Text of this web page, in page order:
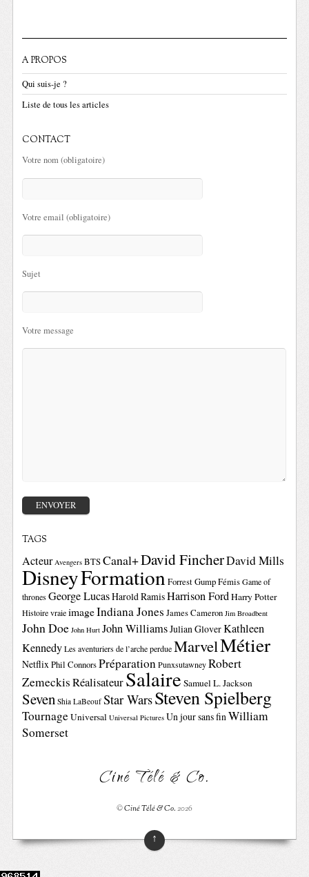
A PROPOS
Qui suis-je ?
Liste de tous les articles
CONTACT
Votre nom (obligatoire)
Votre email (obligatoire)
Sujet
Votre message
TAGS
Acteur Avengers BTSCanal+David FincherDavid Mills
DisneyFormationForrest GumpFémis Game of
thrones George LucasHarold RamisHarrison FordHarry Potter
Histoire vraie imageIndiana Jones James Cameron Jim Broadbent
John Doe John Hurt John WilliamsJulian GloverKathleen
Kennedy Les aventuriers de l’arche perdue MarvelMétier
NetflixPhil ConnorsPréparation Punxsutawney Robert
ZemeckisRéalisateurSalaire Samuel L. Jackson
Seven Shia LaBeouf Star WarsSteven Spielberg
TournageUniversal Universal Pictures Un jour sans finWilliam
Somerset
Ciné Télé & Co.
©Ciné Télé & Co.2026
↑